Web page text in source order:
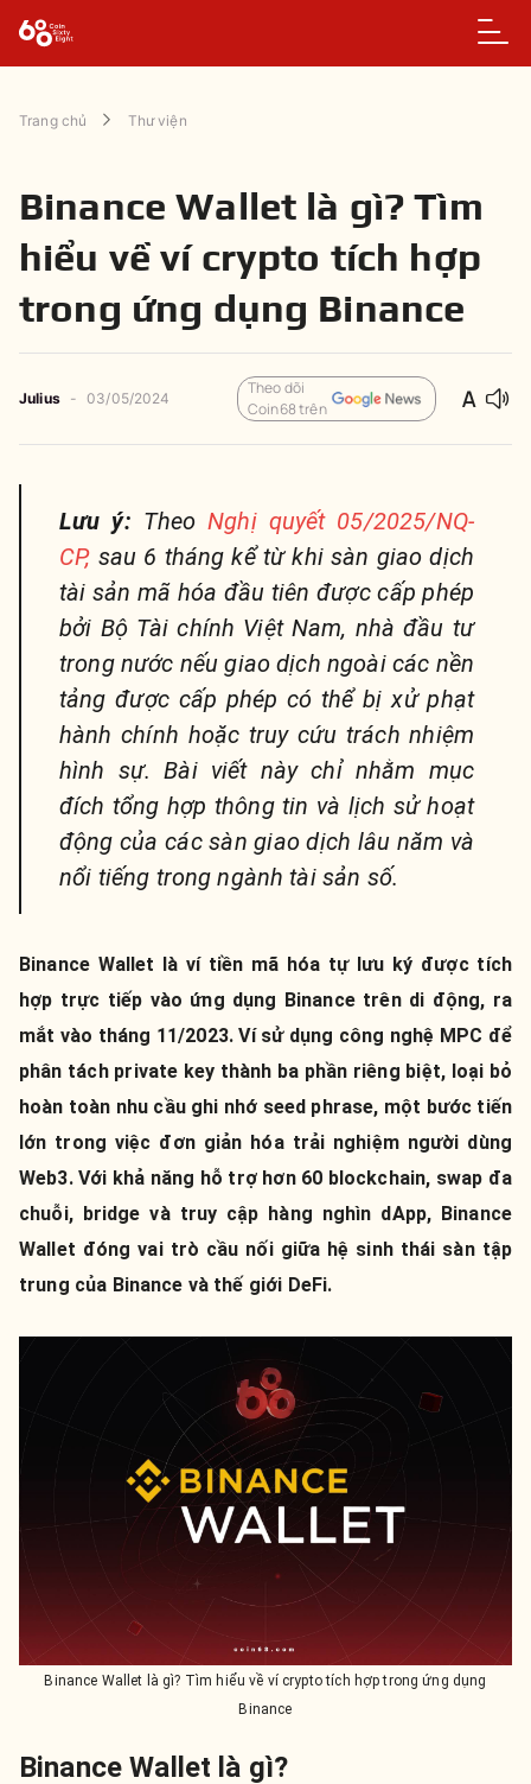
Trang chủ Thư viện
Binance Wallet là gì? Tìm
hiểu về ví crypto tích hợp
trong ứng dụng Binance
Julius - 03/05/2024
Theo dõi
Coin68 trên
Lưu ý: Theo Nghị quyết 05/2025/NQ-
CP, sau 6 tháng kể từ khi sàn giao dịch
tài sản mã hóa đầu tiên được cấp phép
bởi Bộ Tài chính Việt Nam, nhà đầu tư
trong nước nếu giao dịch ngoài các nền
tảng được cấp phép có thể bị xử phạt
hành chính hoặc truy cứu trách nhiệm
hình sự. Bài viết này chỉ nhằm mục
đích tổng hợp thông tin và lịch sử hoạt
động của các sàn giao dịch lâu năm và
nổi tiếng trong ngành tài sản số.
Binance Wallet là ví tiền mã hóa tự lưu ký được tích
hợp trực tiếp vào ứng dụng Binance trên di động, ra
mắt vào tháng 11/2023. Ví sử dụng công nghệ MPC để
phân tách private key thành ba phần riêng biệt, loại bỏ
hoàn toàn nhu cầu ghi nhớ seed phrase, một bước tiến
lớn trong việc đơn giản hóa trải nghiệm người dùng
Web3. Với khả năng hỗ trợ hơn 60 blockchain, swap đa
chuỗi, bridge và truy cập hàng nghìn dApp, Binance
Wallet đóng vai trò cầu nối giữa hệ sinh thái sàn tập
trung của Binance và thế giới DeFi.
Binance Wallet là gì? Tìm hiểu về ví crypto tích hợp trong ứng dụng
Binance
Binance Wallet là gì?